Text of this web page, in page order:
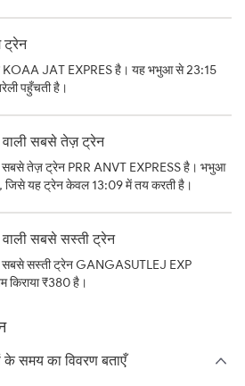
ट्रेन
KOAA JAT EXPRES है। यह भभुआ से 23:15
पहुँचती है।
सबसे तेज़ ट्रेन
सबसे तेज़ ट्रेन PRR ANVT EXPRESS है। भभुआ
जिसे यह ट्रेन केवल 13:09 में तय करती है।
सबसे सस्ती ट्रेन
सस्ती ट्रेन GANGASUTLEJ EXP
किराया ₹380 है।
समय का विवरण बताएँ